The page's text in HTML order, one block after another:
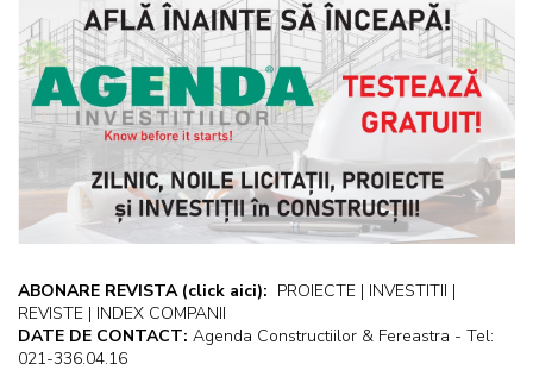
ABONARE REVISTA (click aici): PROIECTE | INVESTITII |
REVISTE | INDEX COMPANII
DATE DE CONTACT: Agenda Constructiilor & Fereastra - Tel:
021-336.04.16